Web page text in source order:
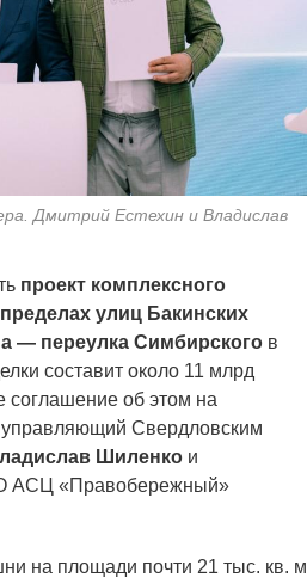
Дмитрий Естехин и Владислав
проект комплексного
улиц Бакинских
— переулка Симбирского в
составит около 11 млрд
соглашение об этом на
Свердловским
Шиленко и
АСЦ «Правобережный»
на площади почти 21 тыс. кв. м